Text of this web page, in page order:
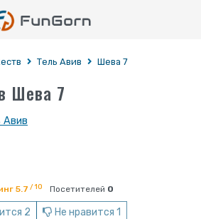
Тель Авив Шева 7
Шева 7
Авив
5.7 / 10 Посетителей 0
Нравится 2 Не нравится 1